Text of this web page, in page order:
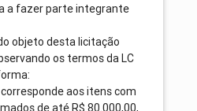
a fazer parte integrante
objeto desta licitação
os termos da LC
aos itens com
de até R$ 80.000,00,